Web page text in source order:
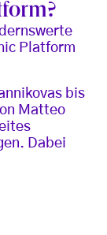
Platform
bis
Matteo
Dabei